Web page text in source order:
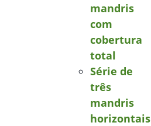
mandris
com
cobertura
total
Série de
três
mandris
horizontais